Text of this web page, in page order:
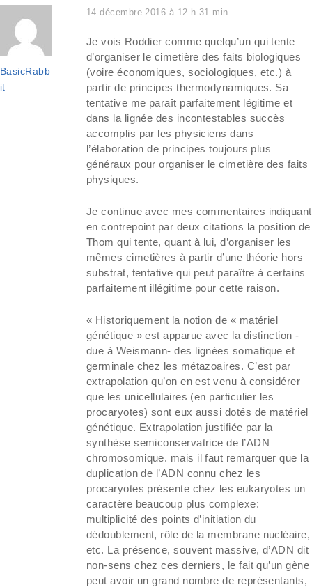
BasicRabb
it
14 décembre 2016 à 12 h 31 min
Je vois Roddier comme quelqu’un qui tente
d’organiser le cimetière des faits biologiques
(voire économiques, sociologiques, etc.) à
partir de principes thermodynamiques. Sa
tentative me paraît parfaitement légitime et
dans la lignée des incontestables succès
accomplis par les physiciens dans
l’élaboration de principes toujours plus
généraux pour organiser le cimetière des faits
physiques.
Je continue avec mes commentaires indiquant
en contrepoint par deux citations la position de
Thom qui tente, quant à lui, d’organiser les
mêmes cimetières à partir d’une théorie hors
substrat, tentative qui peut paraître à certains
parfaitement illégitime pour cette raison.
« Historiquement la notion de « matériel
génétique » est apparue avec la distinction -
due à Weismann- des lignées somatique et
germinale chez les métazoaires. C’est par
extrapolation qu’on en est venu à considérer
que les unicellulaires (en particulier les
procaryotes) sont eux aussi dotés de matériel
génétique. Extrapolation justifiée par la
synthèse semiconservatrice de l’ADN
chromosomique. mais il faut remarquer que la
duplication de l’ADN connu chez les
procaryotes présente chez les eukaryotes un
caractère beaucoup plus complexe:
multiplicité des points d’initiation du
dédoublement, rôle de la membrane nucléaire,
etc. La présence, souvent massive, d’ADN dit
non-sens chez ces derniers, le fait qu’un gène
peut avoir un grand nombre de représentants,